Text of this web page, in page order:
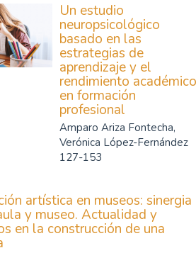
Un estudio
neuropsicológico
basado en las
estrategias de
aprendizaje y el
rendimiento académico
en formación
profesional
Amparo Ariza Fontecha,
Verónica López-Fernández
127-153
artística en museos: sinergia
y museo. Actualidad y
en la construcción de una